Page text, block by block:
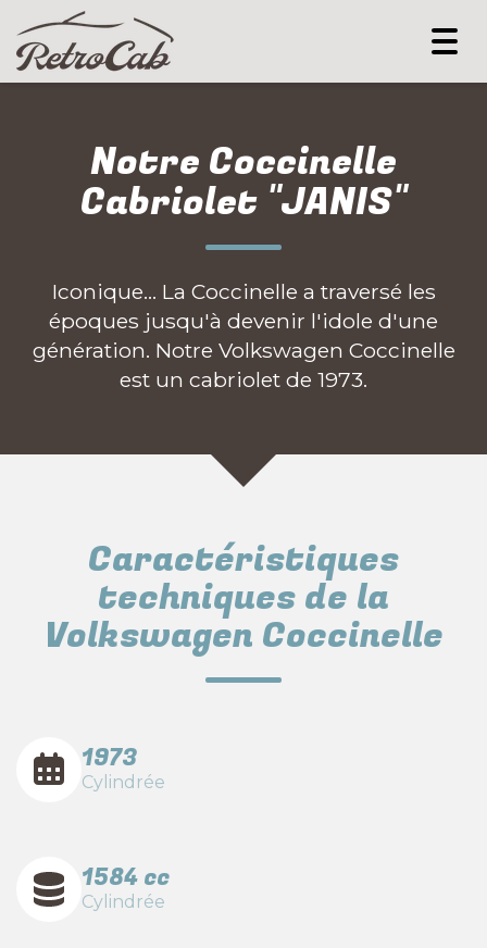
Notre Coccinelle
Cabriolet "JANIS"
Iconique... La Coccinelle a traversé les
époques jusqu'à devenir l'idole d'une
génération. Notre Volkswagen Coccinelle
est un cabriolet de 1973.
Caractéristiques
techniques de la
Volkswagen Coccinelle
1973
Cylindrée
1584 cc
Cylindrée